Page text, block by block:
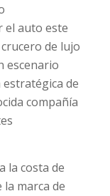
el auto este
de lujo
escenario
de
compañía
la costa de
marca de